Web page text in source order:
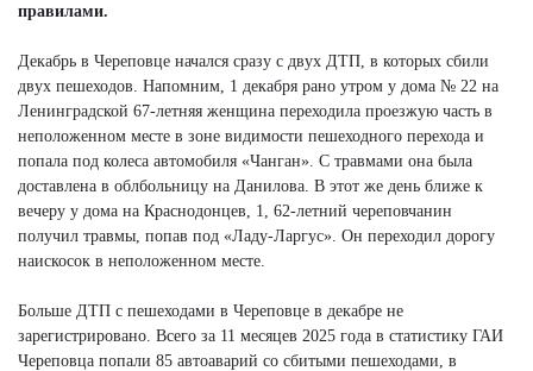
правилами.
Декабрь в Череповце начался сразу с двух ДТП, в которых сбили
двух пешеходов. Напомним, 1 декабря рано утром у дома № 22 на
Ленинградской 67-летняя женщина переходила проезжую часть в
неположенном месте в зоне видимости пешеходного перехода и
попала под колеса автомобиля «Чанган». С травмами она была
доставлена в облбольницу на Данилова. В этот же день ближе к
вечеру у дома на Краснодонцев, 1, 62-летний череповчанин
получил травмы, попав под «Ладу-Ларгус». Он переходил дорогу
наискосок в неположенном месте.
Больше ДТП с пешеходами в Череповце в декабре не
зарегистрировано. Всего за 11 месяцев 2025 года в статистику ГАИ
Череповца попали 85 автоаварий со сбитыми пешеходами, в